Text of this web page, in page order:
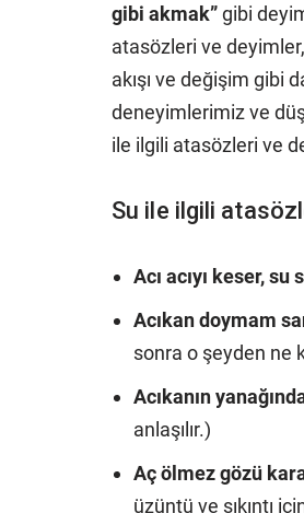
gibi akmak”gibi
atasözleri ve
akışı ve değişim gibi
deneyimlerimiz ve
ile ilgili atasözleri ve
Su ile ilgili
Acı acıyı keser, su
Acıkan doymam
sonra o şeyden ne
Acıkanın
anlaşılır.)
Aç ölmez gözü
üzüntü ve sıkıntı